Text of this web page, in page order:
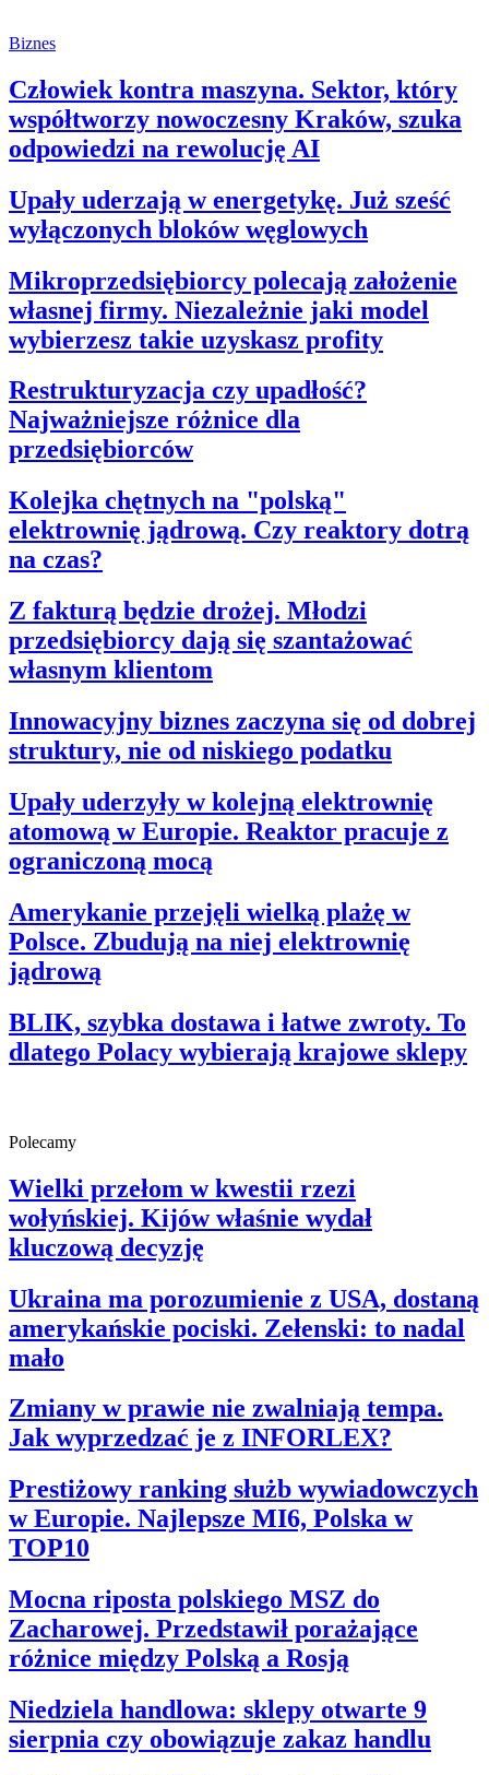
Biznes
Człowiek kontra maszyna. Sektor, który
współtworzy nowoczesny Kraków, szuka
odpowiedzi na rewolucję AI
Upały uderzają w energetykę. Już sześć
wyłączonych bloków węglowych
Mikroprzedsiębiorcy polecają założenie
własnej firmy. Niezależnie jaki model
wybierzesz takie uzyskasz profity
Restrukturyzacja czy upadłość?
Najważniejsze różnice dla
przedsiębiorców
Kolejka chętnych na "polską"
elektrownię jądrową. Czy reaktory dotrą
na czas?
Z fakturą będzie drożej. Młodzi
przedsiębiorcy dają się szantażować
własnym klientom
Innowacyjny biznes zaczyna się od dobrej
struktury, nie od niskiego podatku
Upały uderzyły w kolejną elektrownię
atomową w Europie. Reaktor pracuje z
ograniczoną mocą
Amerykanie przejęli wielką plażę w
Polsce. Zbudują na niej elektrownię
jądrową
BLIK, szybka dostawa i łatwe zwroty. To
dlatego Polacy wybierają krajowe sklepy
Polecamy
Wielki przełom w kwestii rzezi
wołyńskiej. Kijów właśnie wydał
kluczową decyzję
Ukraina ma porozumienie z USA, dostaną
amerykańskie pociski. Zełenski: to nadal
mało
Zmiany w prawie nie zwalniają tempa.
Jak wyprzedzać je z INFORLEX?
Prestiżowy ranking służb wywiadowczych
w Europie. Najlepsze MI6, Polska w
TOP10
Mocna riposta polskiego MSZ do
Zacharowej. Przedstawił porażające
różnice między Polską a Rosją
Niedziela handlowa: sklepy otwarte 9
sierpnia czy obowiązuje zakaz handlu